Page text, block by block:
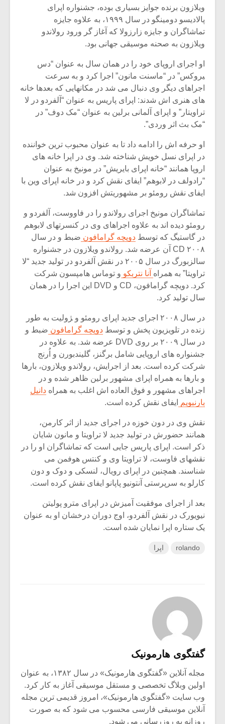
ویلازون برنده جوایز بسیاری بوده، جشنواره اپرای
پالادیسو دومینگو در سال ۱۹۹۹، به علاوه جایزه
تماشاگران و جایزه زارزولا که آغاز گر ورود رولاندو
ویلازون به صحنه موسیقی جهانی بود.
او اجرای اروپای خود را در همان سال به عنوان “دس
‍یروکس” در “ماسنت مانون” اجرا کرد و به سرعت
اجراهای دیگر وی دنبال می شد در مکانهایی که بعدها خانه
های هنری اش شدند: اپرای پاریس به عنوان “آلفردو در لا
تراویتار” و اپرای آلمانی برلین به عنوان “مک دوف” در
“مک بث اثر وردی”.
او حرفه اش را ادامه داد تا به عنوان محبوب ترین خواننده
در اپرای نسل خویش شناخته شد. وی در اپرا خانه های
اروپا همانند “خانه اپرای بایریش” در مونیخ به عنوان
“رادولف در لابوهم” ایفای نقش کرد و در خانه اپرای وین با
ایفای نقش رومئو بر مشهوریتش افزون شد.
تماشاگران مونیخ اجرای رولاندو را در فاووست، آلفردو و
رومئو دیده اند به علاوه اجراهای وی در کنسرتهای لابوهم
در گاستیگ که توسط دویچه گرامافون ضبط و در سال
۲۰۰۸ CD آن عرضه شد. رولاندو ویلازون در جشنواره
سالزبورگ در سال ۲۰۰۵ در نقش آلفردو در تولید جدید “لا
تراویتا” به همراه آنا نتربکو و توماس هامپسون شرکت
کرد. دویچه گرامافون، CD و DVD این اجرا را در همان
سال تولید کرد.
در سال ۲۰۰۸ اجرای جدید اپرای رومئو و ‍‍‍‍ژولیت به طور
زنده در تلویزیون پخش و توسط دویچه گرامافون ضبط و
در سال ۲۰۰۹ بر روی DVD عرضه شد. به علاوه در
جشنواره های اروپایی شامل برگنز، گلیندبورن و اُرنج
شرکت کرده است. بعد از اجرایش، رولاندو ویلازون، بارها
و بارها به همراه اپرای مشهور برلین ظاهر شده و در
اجراهای مشهور و فوق العاده اش اغلب به همراه دانیل
بارنبویم
ایفای نقش کرده است.
نقش وی در دون خوزه در اجرای جدید از اثر کارمن،
همانند حضورش در تولید جدید لا تراویتا و مانون شایان
ذکر است. اپرای پاریس جایی است که تماشاگران او را در
نقشهای فاوست، لا تراویتا وی و کنتس هوفمن می
شناسند. همچنین در اپرای رویال، لنسکی و دوک و دون
کارلو به سرپرستی آنتونیو پاپانو ایفای نقش کرده است.
بعد از اجرای موفقیت آمیزش در اپرای مترو پولیتن
نیویورک در نقش آلفردو، اوج دوران درخشان او به عنوان
یک ستاره اپرا نمایان شده است.
rolando اپرا
گفتگوی هارمونیک
مجله آنلاین «گفتگوی هارمونیک» در سال ۱۳۸۲، به عنوان
اولین وبلاگ تخصصی و مستقل موسیقی آغاز به کار کرد.
وب سایت «گفتگوی هارمونیک»، امروز قدیمی ترین مجله
آنلاین موسیقی فارسی محسوب می شود که به صورت
روزانه به روزرسانی می شود.
یادداشتی بر موسیقی
متن فیلم «متری
شیش و نیم»
اگر نمی توانی
مشهورترین باشی،
بدنام ترین باش
موسیقی